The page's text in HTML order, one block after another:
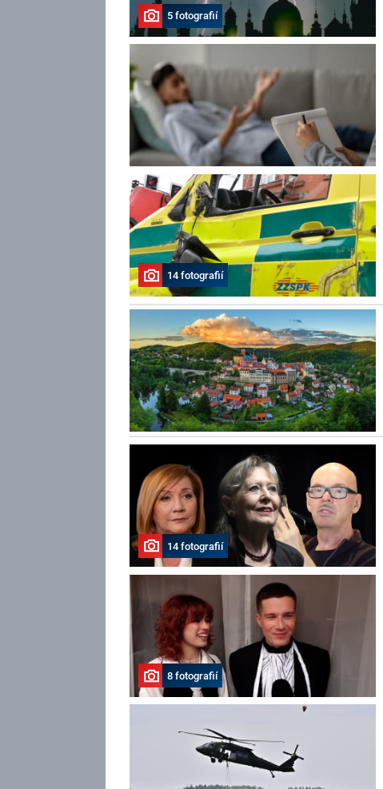
5 fotografií
14 fotografií
14 fotografií
8 fotografií